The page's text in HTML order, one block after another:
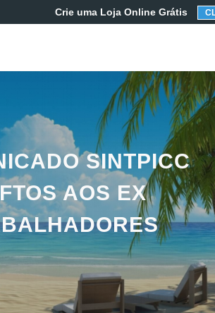
SINTPICC
AOS EX
Crie uma Loja Online Grátis